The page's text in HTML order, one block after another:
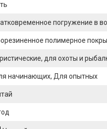
погружение в
полимерное
для охоты и
начинающих, Для опытных